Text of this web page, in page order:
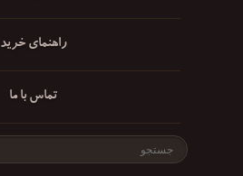
راهنمای خرید
تماس با ما